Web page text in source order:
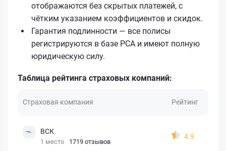
отображаются без скрытых платежей, с
чётким указанием коэффициентов и скидок.
Гарантия подлинности — все полисы
регистрируются в базе РСА и имеют полную
юридическую силу.
Таблица рейтинга страховых компаний:
Страховая компания Рейтинг
ВСК
1 место 1719 отзывов
4.9